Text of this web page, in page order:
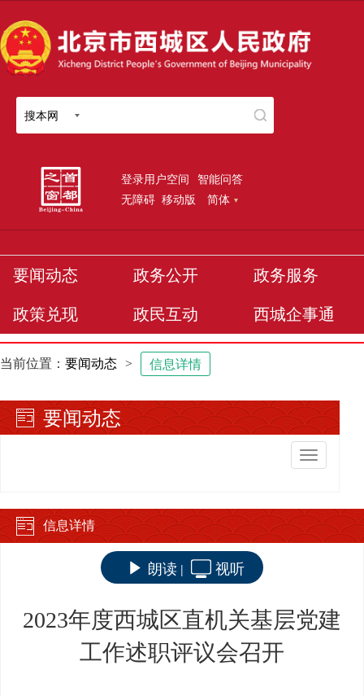
搜本网
登录用户空间 智能问答
无障碍 移动版 简体
要闻动态 政务公开 政务服务
政策兑现 政民互动 西城企事通
当前位置： 要闻动态 > 信息详情
要闻动态
切
换
航
信息详情
朗读 | 视听
2023年度西城区直机关基层党建
工作述职评议会召开